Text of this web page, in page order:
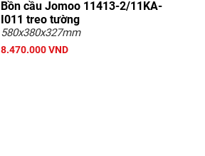
Bồn cầu Jomoo 11413-2/11KA-
I011 treo tường
580x380x327mm
8.470.000 VND